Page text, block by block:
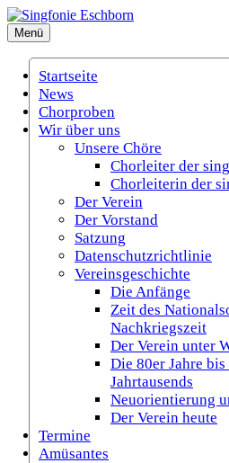
Zum
Inhalt
springen
Singfonie Eschborn
(Gemischter Chor Eschborn e.V.)
Menü
Startseite
News
Chorproben
Wir über uns
Unsere Chöre
Chorleiter der
Chorleiterin der
Der Verein
Der Vorstand
Satzung
Datenschutzrichtlinie
Vereinsgeschichte
Die Anfänge
Zeit des
Nachkriegszeit
Der Verein unter
Die 80er Jahre
Jahrtausends
Neuorientierung
Der Verein heute
Termine
Amüsantes